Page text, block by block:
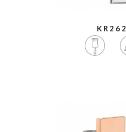
KR262